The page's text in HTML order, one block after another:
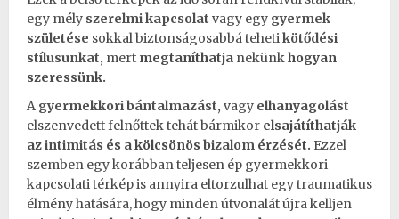
egy mély szerelmi kapcsolat vagy egy gyermek
születése sokkal biztonságosabbá tehetikötődési
stílusunkat, mert megtaníthatja nekünkhogyan
szeressünk.
A gyermekkori bántalmazást, vagy elhanyagolást
elszenvedett felnőttek tehát bármikor elsajátíthatják
azintimitás és a kölcsönös bizalom érzését. Ezzel
szemben egy korábban teljesen ép gyermekkori
kapcsolati térkép is annyira eltorzulhat egytraumatikus
élmény hatására, hogy minden útvonalát újra kelljen